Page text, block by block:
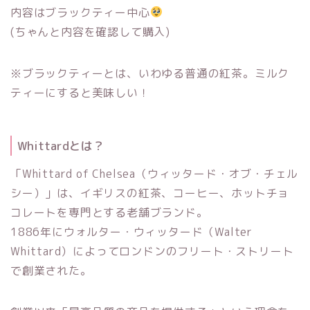
内容はブラックティー中心
(ちゃんと内容を確認して購入)
※ブラックティーとは、いわゆる普通の紅茶。ミルク
ティーにすると美味しい！
Whittardとは？
「Whittard of Chelsea（ウィッタード・オブ・チェル
シー）」は、イギリスの紅茶、コーヒー、ホットチョ
コレートを専門とする老舗ブランド。
1886年にウォルター・ウィッタード（Walter
Whittard）によってロンドンのフリート・ストリート
で創業された。